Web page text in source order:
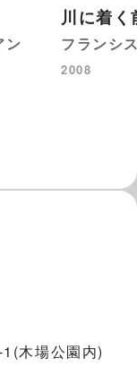
ン
川に着く
フランシ
2008
木場公園内)